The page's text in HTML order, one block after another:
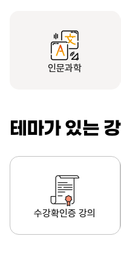
인문과학
테마가 있는 강
수강확인증 강의